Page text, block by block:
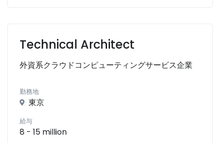
Technical Architect
外資系クラウドコンピューティングサービス企業
勤務地
東京
給与
8 - 15 million